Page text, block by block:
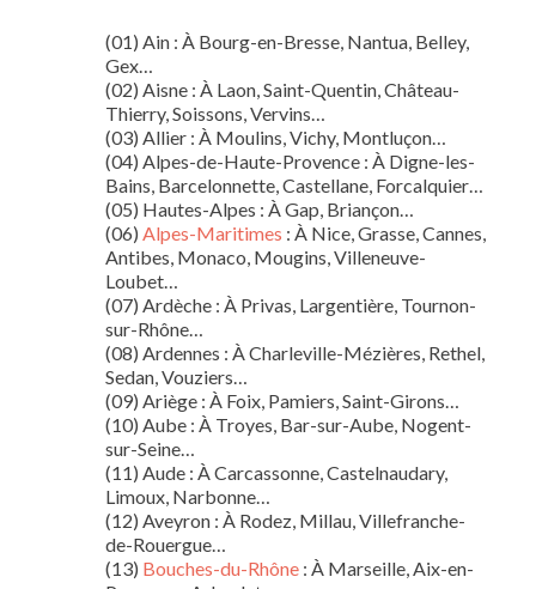
(01) Ain : À Bourg-en-Bresse, Nantua, Belley,
Gex…
(02) Aisne : À Laon, Saint-Quentin, Château-
Thierry, Soissons, Vervins…
(03) Allier : À Moulins, Vichy, Montluçon…
(04) Alpes-de-Haute-Provence : À Digne-les-
Bains, Barcelonnette, Castellane, Forcalquier…
(05) Hautes-Alpes : À Gap, Briançon…
(06) Alpes-Maritimes : À Nice, Grasse, Cannes,
Antibes, Monaco, Mougins, Villeneuve-
Loubet…
(07) Ardèche : À Privas, Largentière, Tournon-
sur-Rhône…
(08) Ardennes : À Charleville-Mézières, Rethel,
Sedan, Vouziers…
(09) Ariège : À Foix, Pamiers, Saint-Girons…
(10) Aube : À Troyes, Bar-sur-Aube, Nogent-
sur-Seine…
(11) Aude : À Carcassonne, Castelnaudary,
Limoux, Narbonne…
(12) Aveyron : À Rodez, Millau, Villefranche-
de-Rouergue…
(13) Bouches-du-Rhône : À Marseille, Aix-en-